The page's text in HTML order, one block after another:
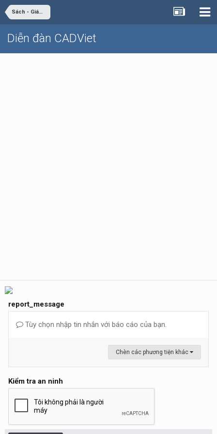
Sách - Giáo trình - Tài liệu
Diễn đàn CADViet
report_message
Tùy chọn nhập tin nhắn với báo cáo của bạn.
Chèn các phương tiện khác
Kiểm tra an ninh